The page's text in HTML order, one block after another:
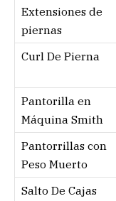
Extensiones de
piernas
Curl De Pierna
Pantorilla en
Máquina Smith
Pantorrillas con
Peso Muerto
Salto De Cajas